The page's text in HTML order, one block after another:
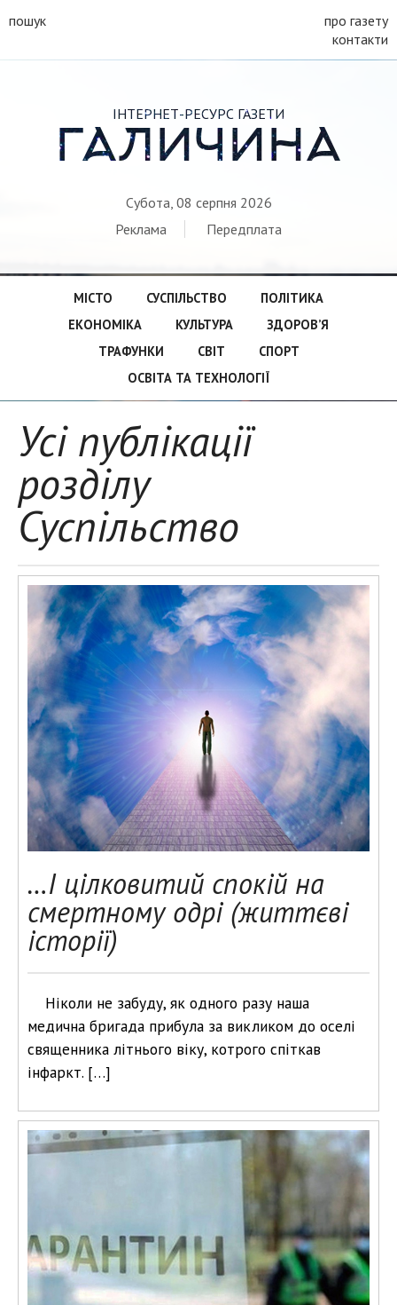
пошук
про газету
контакти
ІНТЕРНЕТ-РЕСУРС ГАЗЕТИ
ГАЛИЧИНА
Субота, 08 серпня 2026
Реклама
Передплата
МІСТО СУСПІЛЬСТВО
ПОЛІТИКА
ЕКОНОМІКА
КУЛЬТУРА
ЗДОРОВ’Я
ТРАФУНКИ
СВІТ
СПОРТ
ОСВІТА ТА ТЕХНОЛОГІЇ
Усі публікації
розділу
Суспільство
…І цілковитий спокій на
смертному одрі (життєві
історії)
Ніколи не забуду, як одного разу наша
медична бригада прибула за викликом до оселі
священника літнього віку, котрого спіткав
інфаркт. […]